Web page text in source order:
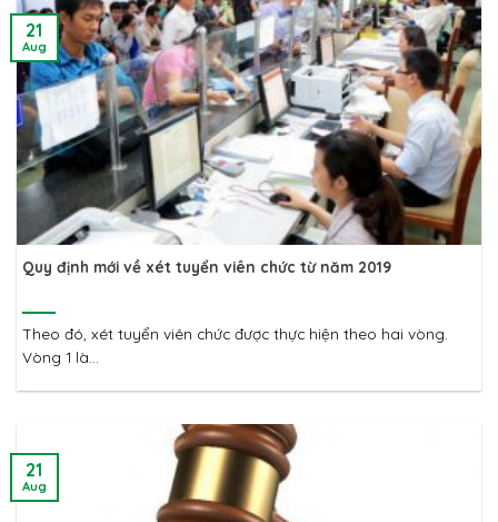
Quy định mới về xét tuyển viên chức từ năm 2019
Theo đó, xét tuyển viên chức được thực hiện theo hai vòng.
Vòng 1 là...
21
Aug
21
Aug